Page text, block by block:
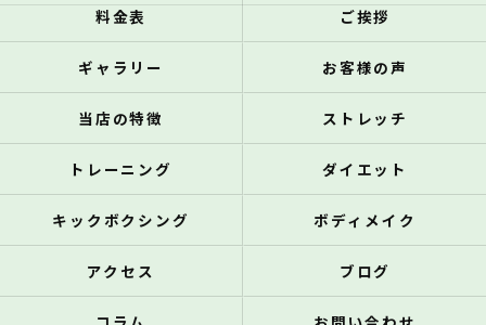
料金表 ご挨拶
ギャラリー お客様の声
当店の特徴 ストレッチ
トレーニング ダイエット
キックボクシング ボディメイク
アクセス ブログ